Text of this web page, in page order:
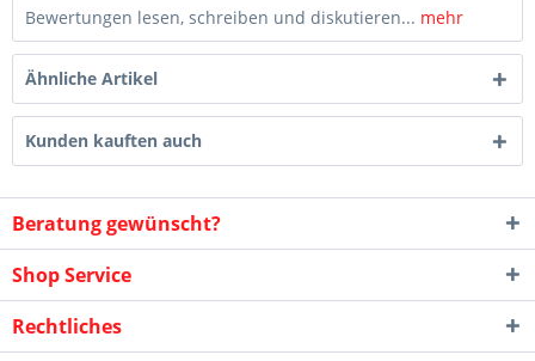
Bewertungen lesen, schreiben und diskutieren... mehr
Ähnliche Artikel
Kunden kauften auch
Beratung gewünscht?
Shop Service
Rechtliches